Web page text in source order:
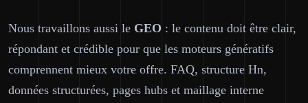
Nous travaillons aussi le GEO : le contenu doit être clair,
répondant et crédible pour que les moteurs génératifs
comprennent mieux votre offre. FAQ, structure Hn,
données structurées, pages hubs et maillage interne